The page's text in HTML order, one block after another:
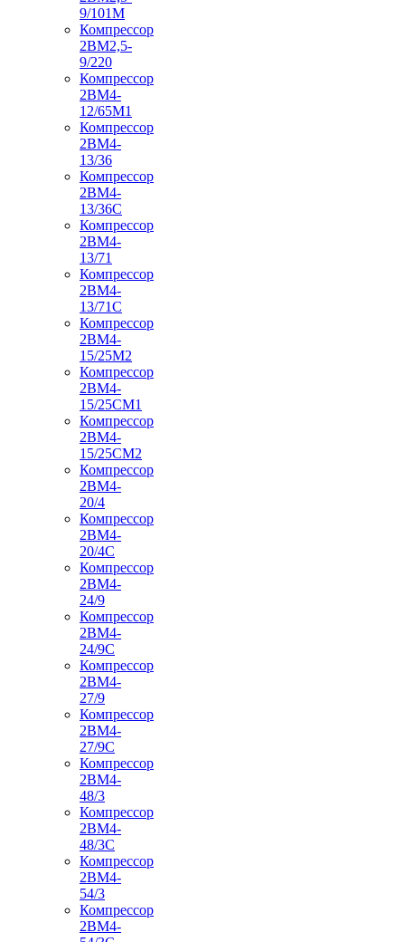
9/101М
Компрессор
2ВМ2,5-
9/220
Компрессор
2ВМ4-
12/65М1
Компрессор
2ВМ4-
13/36
Компрессор
2ВМ4-
13/36С
Компрессор
2ВМ4-
13/71
Компрессор
2ВМ4-
13/71С
Компрессор
2ВМ4-
15/25М2
Компрессор
2ВМ4-
15/25СМ1
Компрессор
2ВМ4-
15/25СМ2
Компрессор
2ВМ4-
20/4
Компрессор
2ВМ4-
20/4С
Компрессор
2ВМ4-
24/9
Компрессор
2ВМ4-
24/9С
Компрессор
2ВМ4-
27/9
Компрессор
2ВМ4-
27/9С
Компрессор
2ВМ4-
48/3
Компрессор
2ВМ4-
48/3С
Компрессор
2ВМ4-
54/3
Компрессор
2ВМ4-